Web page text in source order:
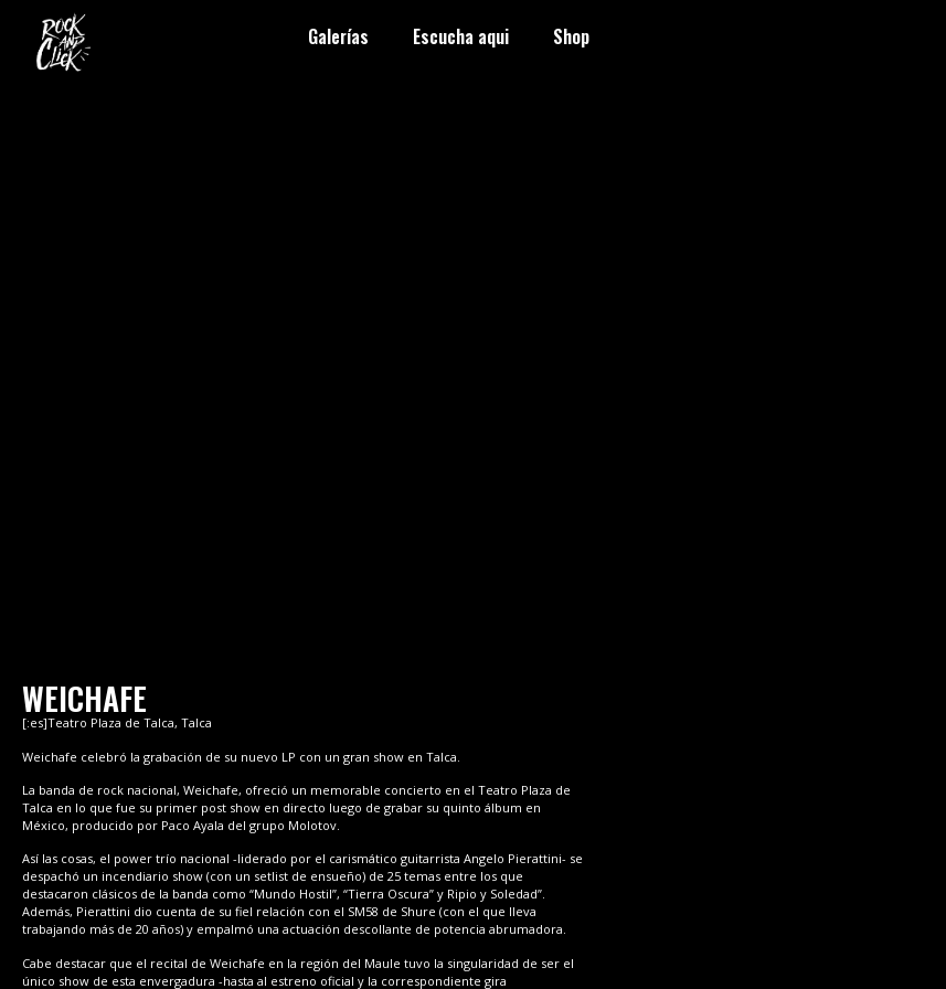
Galerías Escucha aqui Shop
WEICHAFE
[:es]Teatro Plaza de Talca, Talca
Weichafe celebró la grabación de su nuevo LP con un gran show en Talca.
La banda de rock nacional, Weichafe, ofreció un memorable concierto en el Teatro Plaza de
Talca en lo que fue su primer post show en directo luego de grabar su quinto álbum en
México, producido por Paco Ayala del grupo Molotov.
Así las cosas, el power trío nacional -liderado por el carismático guitarrista Angelo Pierattini- se
despachó un incendiario show (con un setlist de ensueño) de 25 temas entre los que
destacaron clásicos de la banda como “Mundo Hostil”, “Tierra Oscura” y Ripio y Soledad”.
Además, Pierattini dio cuenta de su fiel relación con el SM58 de Shure (con el que lleva
trabajando más de 20 años) y empalmó una actuación descollante de potencia abrumadora.
Cabe destacar que el recital de Weichafe en la región del Maule tuvo la singularidad de ser el
único show de esta envergadura -hasta al estreno oficial y la correspondiente gira